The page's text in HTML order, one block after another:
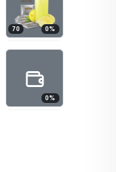
70 0%
0%